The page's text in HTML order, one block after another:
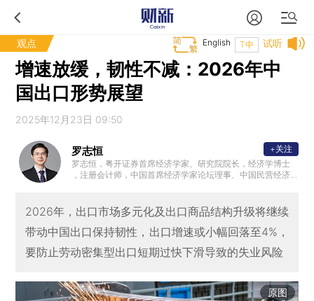
观点 试听
T中
English
增速放缓，韧性不减：2026年中
国出口形势展望
2025年12月23日 09:50
罗志恒
罗志恒，粤开证券首席经济学家、研究院院长，经济学博士
，注册会计师，中国首席经济学家论坛理事、中国民营经济
分析师。2023年7月受邀参加总理主持的经济形势专家座谈
会并做发言。主要研究方向：宏观经济、财政理论与政策。
+关注
2026年，出口市场多元化及出口商品结构升级将继续
带动中国出口保持韧性，出口增速或小幅回落至4%，
要防止劳动密集型出口短期过快下滑导致的失业风险
原图